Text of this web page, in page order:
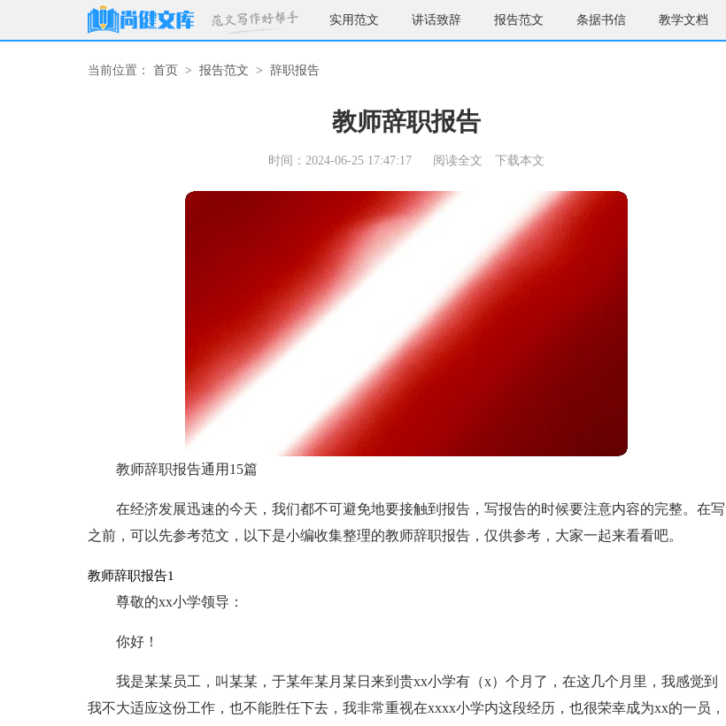
实用范文 讲话致辞 报告范文 条据书信 教学文档
当前位置： 首页 > 报告范文 > 辞职报告
教师辞职报告
时间：2024-06-25 17:47:17 阅读全文 下载本文
教师辞职报告通用15篇
在经济发展迅速的今天，我们都不可避免地要接触到报告，写报告的时候要注意内容的完整。在写
之前，可以先参考范文，以下是小编收集整理的教师辞职报告，仅供参考，大家一起来看看吧。
教师辞职报告1
尊敬的xx小学领导：
你好！
我是某某员工，叫某某，于某年某月某日来到贵xx小学有（x）个月了，在这几个月里，我感觉到
我不大适应这份工作，也不能胜任下去，我非常重视在xxxx小学内这段经历，也很荣幸成为xx的一员，